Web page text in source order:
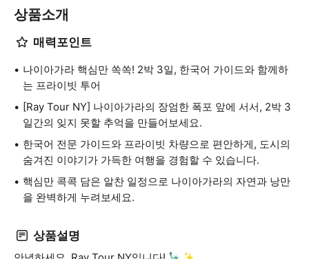
상품소개
매력포인트
나이아가라 핵심만 쏙쏙! 2박 3일, 한국어 가이드와 함께하
는 프라이빗 투어
[Ray Tour NY] 나이아가라의 장엄한 폭포 앞에 서서, 2박 3
일간의 잊지 못할 추억을 만들어보세요.
한국어 전문 가이드와 프라이빗 차량으로 편안하게, 도시의
숨겨진 이야기가 가득한 여행을 경험할 수 있습니다.
핵심만 콕콕 담은 알찬 일정으로 나이아가라의 자연과 낭만
을 완벽하게 누려보세요.
상품설명